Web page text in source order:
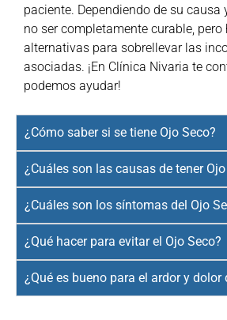
paciente. Dependiendo de su causa
no ser completamente curable,
alternativas para sobrellevar las
asociadas. ¡En Clínica Nivaria te
podemos ayudar!
¿Cómo saber si se tiene Ojo Seco?
¿Cuáles son las causas de tener Ojo
¿Cuáles son los síntomas del Ojo
¿Qué hacer para evitar el Ojo Seco?
¿Qué es bueno para el ardor y dolor